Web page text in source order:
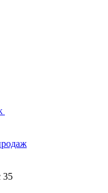
35